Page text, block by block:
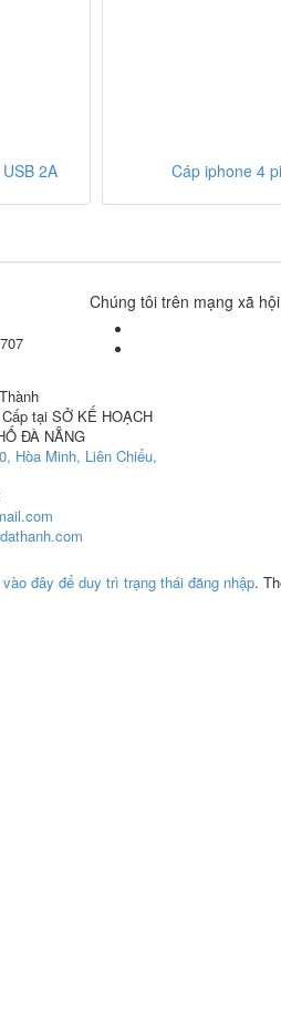
2A Cáp iphone 4
Chúng tôi trên mạng xã hội
tại SỞ KẾ HOẠCH
ĐÀ NẴNG
Hòa Minh, Liên Chiểu,
đây để duy trì trạng thái đăng nhập.